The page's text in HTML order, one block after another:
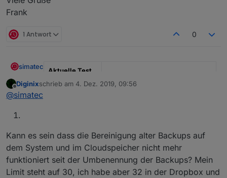
Frank
1 Antwort 0
simatec
Aktuelle Test
Version
3.1.0
ker.backitup
https://github.com/simatec/ioBro
ker.backitup/wiki
Offline
Diginixschrieb am 4. Dez. 2019, 09:56
zuletzt editiert von
@simatec
Kann es sein dass die Bereinigung alter Backups auf
dem System und im Cloudspeicher nicht mehr
funktioniert seit der Umbenennung der Backups? Mein
Limit steht auf 30, ich habe aber 32 in der Dropbox und